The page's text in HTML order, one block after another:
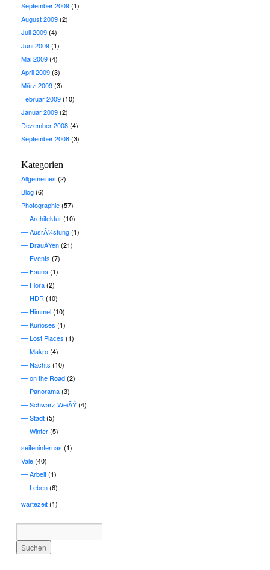
September 2009(1)
August 2009(2)
Juli 2009(4)
Juni 2009(1)
Mai 2009(4)
April 2009(3)
März 2009(3)
Februar 2009(10)
Januar 2009(2)
Dezember 2008(4)
September 2008(3)
Kategorien
Allgemeines (2)
Blog(6)
Photographie(57)
Architektur(10)
AusrÃ¼stung(1)
DrauÃŸen(21)
Events (7)
Fauna(1)
Flora(2)
HDR (10)
Himmel(10)
Kurioses (1)
Lost Places (1)
Makro(4)
Nachts (10)
on the Road(2)
Panorama(3)
Schwarz WeiÃŸ(4)
Stadt(5)
Winter(5)
seiteninternas (1)
Vale(40)
Arbeit(1)
Leben(6)
wartezeit(1)